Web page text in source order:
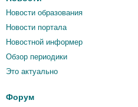
Новости образования
Новости портала
Новостной информер
Обзор периодики
Это актуально
Форум